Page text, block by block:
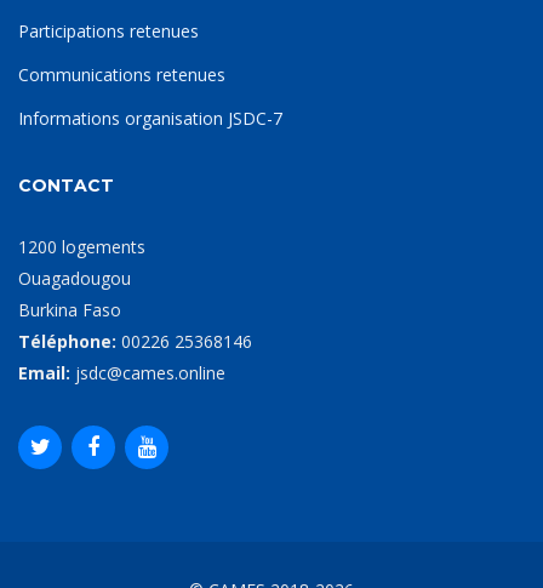
Participations retenues
Communications retenues
Informations organisation JSDC-7
CONTACT
1200 logements
Ouagadougou
Burkina Faso
Téléphone: 00226 25368146
Email: jsdc@cames.online